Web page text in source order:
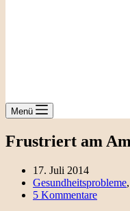
Menü
Frustriert am
17. Juli 2014
Gesundheitsprobleme,
5 Kommentare